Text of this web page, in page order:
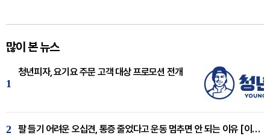
많이 본 뉴스
1
청년피자, 요기요 주문 고객 대상 프로모션 전개
2 팔 들기 어려운 오십견, 통증 줄었다고 운동 멈추면 안 되는 이유 [이병욱 원장 칼럼]